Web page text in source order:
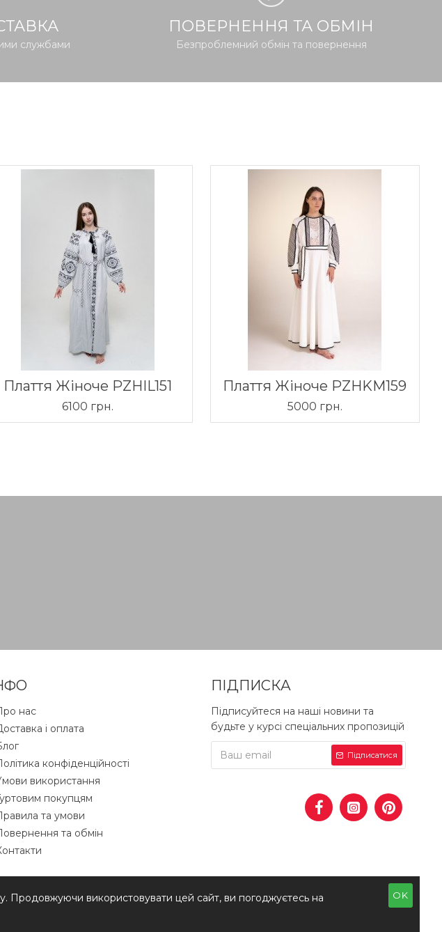
службами
ПОВЕРНЕННЯ ТА ОБМІН
Безпроблемний обмін та повернення
Плаття Жіноче PZHIL151
6100 грн.
Плаття Жіноче PZHKM159
5000 грн.
нас
і оплата
конфіденційності
використання
покупцям
та умови
та обмін
ПІДПИСКА
Підписуйтеся на наші новини та
будьте у курсі спеціальних пропозицій
Підписатися
OK
Продовжуючи використовувати цей сайт, ви погоджуєтесь на